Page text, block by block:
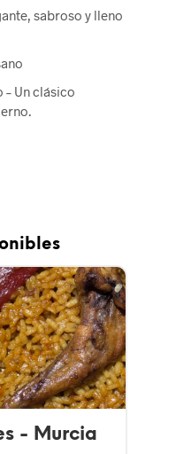
sabroso y lleno
– Un clásico
- Murcia